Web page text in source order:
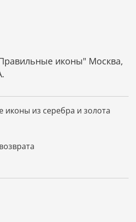
к внешнему
первоначальный
лет, устойчиво к коррозии и
дает прозрачный лак,
блеска.
из которых изготовлена
отличной
коробятся от времени и
вид.
иконы из серебра и золота
иконы" Москва,